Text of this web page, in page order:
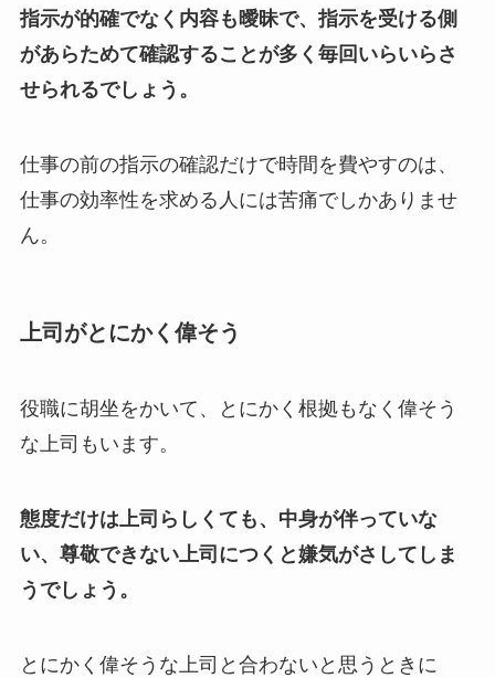
指示が的確でなく内容も曖昧で、指示を受ける側
があらためて確認することが多く毎回いらいらさ
せられるでしょう。
仕事の前の指示の確認だけで時間を費やすのは、
仕事の効率性を求める人には苦痛でしかありませ
ん。
上司がとにかく偉そう
役職に胡坐をかいて、とにかく根拠もなく偉そう
な上司もいます。
態度だけは上司らしくても、中身が伴っていな
い、尊敬できない上司につくと嫌気がさしてしま
うでしょう。
とにかく偉そうな上司と合わないと思うときに